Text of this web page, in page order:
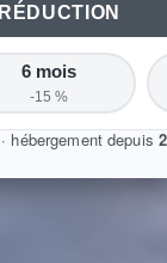
6 mois
-15 %
· hébergement depuis